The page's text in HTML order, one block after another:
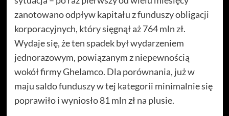
zanotowano odpływ kapitału z funduszy obligacji
korporacyjnych, który sięgnął aż 764 mln zł.
Wydaje się, że ten spadek był wydarzeniem
jednorazowym, powiązanym z niepewnością
wokół firmy Ghelamco. Dla porównania, już w
maju saldo funduszy w tej kategorii minimalnie się
poprawiło i wyniosło 81 mln zł na plusie.